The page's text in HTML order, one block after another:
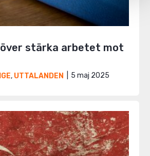
stärka arbetet mot
, UTTALANDEN 5 maj 2025